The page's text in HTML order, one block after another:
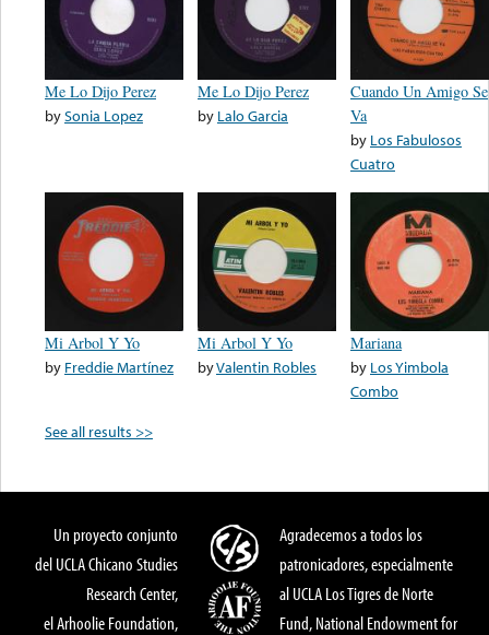
Me Lo Dijo Perez
bySonia Lopez
Me Lo Dijo Perez
by Lalo Garcia
Cuando Un Amigo Se
Va
by Los Fabulosos
Cuatro
Mi Arbol Y Yo
by Freddie Martínez
Mi Arbol Y Yo
byValentin Robles
Mariana
by Los Yimbola
Combo
See all results >>
Un proyecto conjunto
del UCLA Chicano Studies
Research Center,
el Arhoolie Foundation,
Agradecemos a todos los
patronicadores, especialmente
al UCLA Los Tigres de Norte
Fund, National Endowment for